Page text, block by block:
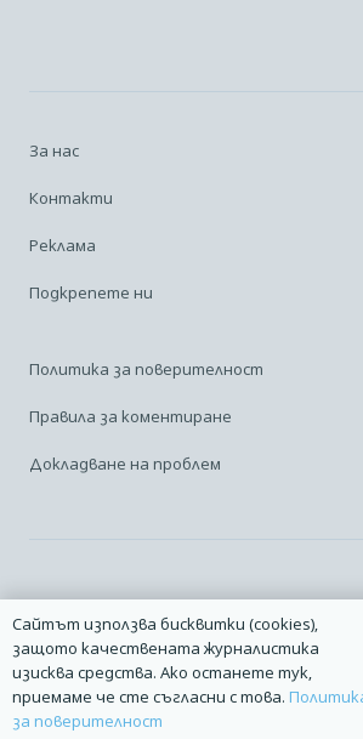
За нас
Контакти
Реклама
Подкрепете ни
Политика за поверителност
Правила за коментиране
Докладване на проблем
Facebook Linkedin Карта на сайта
2014 – 2026 © Всички права запазени. |
Дизайн manolov.net | Разработване Pixelliant
Сайтът използва бисквитки (cookies),
защото качествената журналистика
изисква средства. Ако останете тук,
приемаме че сте съгласни с това.
за поверителност